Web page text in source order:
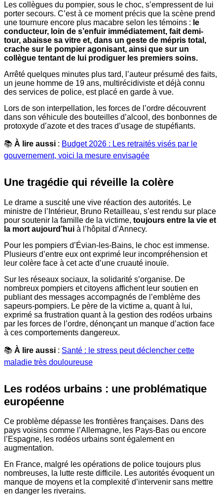
Les collègues du pompier, sous le choc, s’empressent de lui
porter secours. C’est à ce moment précis que la scène prend
une tournure encore plus macabre selon les témoins : le
conducteur, loin de s’enfuir immédiatement, fait demi-
tour, abaisse sa vitre et, dans un geste de mépris total,
crache sur le pompier agonisant, ainsi que sur un
collègue tentant de lui prodiguer les premiers soins.
Arrêté quelques minutes plus tard, l’auteur présumé des faits,
un jeune homme de 19 ans, multirécidiviste et déjà connu
des services de police, est placé en garde à vue.
Lors de son interpellation, les forces de l’ordre découvrent
dans son véhicule des bouteilles d’alcool, des bonbonnes de
protoxyde d’azote et des traces d’usage de stupéfiants.
📚 À lire aussi : Budget 2026 : Les retraités visés par le
gouvernement, voici la mesure envisagée
Une tragédie qui réveille la colère
Le drame a suscité une vive réaction des autorités. Le
ministre de l’Intérieur, Bruno Retailleau, s’est rendu sur place
pour soutenir la famille de la victime, toujours entre la vie et
la mort aujourd’hui à l’hôpital d’Annecy.
Pour les pompiers d’Évian-les-Bains, le choc est immense.
Plusieurs d’entre eux ont exprimé leur incompréhension et
leur colère face à cet acte d’une cruauté inouïe.
Sur les réseaux sociaux, la solidarité s’organise. De
nombreux pompiers et citoyens affichent leur soutien en
publiant des messages accompagnés de l’emblème des
sapeurs-pompiers. Le père de la victime a, quant à lui,
exprimé sa frustration quant à la gestion des rodéos urbains
par les forces de l’ordre, dénonçant un manque d’action face
à ces comportements dangereux.
📚 À lire aussi : Santé : le stress peut déclencher cette
maladie très douloureuse
Les rodéos urbains : une problématique
européenne
Ce problème dépasse les frontières françaises. Dans des
pays voisins comme l’Allemagne, les Pays-Bas ou encore
l’Espagne, les rodéos urbains sont également en
augmentation.
En France, malgré les opérations de police toujours plus
nombreuses, la lutte reste difficile. Les autorités évoquent un
manque de moyens et la complexité d’intervenir sans mettre
en danger les riverains.